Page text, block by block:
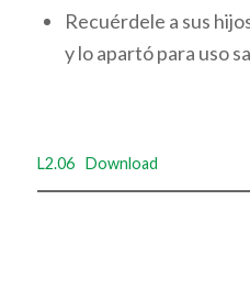
Recuérdele a sus
y lo apartó para uso
L2.06 Download